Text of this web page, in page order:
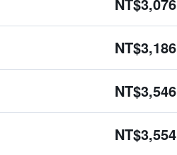
NT$3,186
NT$3,546
NT$3,554